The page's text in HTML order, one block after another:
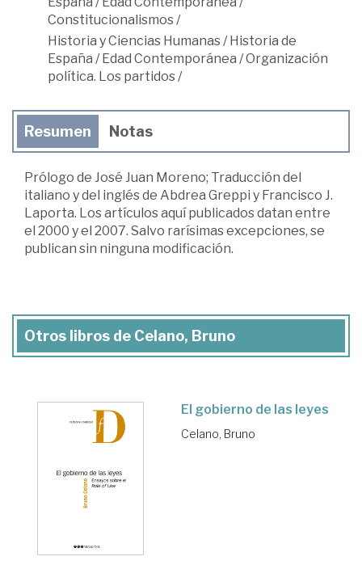
Constitucionalismos/
Historia y Ciencias Humanas/ Historia de
España / Edad Contemporánea /Organización
política. Los partidos/
Resumen Notas
Prólogo de José Juan Moreno; Traducción del
italiano y del inglés de Abdrea Greppi y Francisco J.
Laporta. Los artículos aquí publicados datan entre
el 2000 y el 2007. Salvo rarísimas excepciones, se
publican sin ninguna modificación.
Otros libros de Celano, Bruno
El gobierno de las leyes
Celano, Bruno